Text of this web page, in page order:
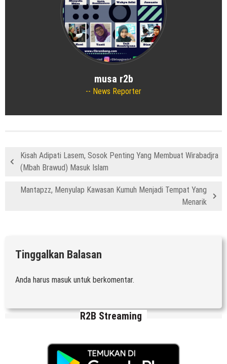
musa r2b
News Reporter
Kisah Adipati Lasem, Sosok Penting Yang Membuat Wirabadjra
(Mbah Brawud) Masuk Islam
Mantapzz, Menyulap Kawasan Kumuh Menjadi Tempat Yang
Menarik
Tinggalkan Balasan
Anda harus masuk untuk berkomentar.
R2B Streaming